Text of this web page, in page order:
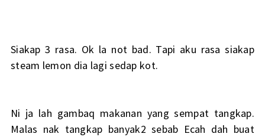
Siakap 3 rasa. Ok la not bad. Tapi aku rasa siakap
steam lemon dia lagi sedap kot.
Ni ja lah gambaq makanan yang sempat tangkap.
Malas nak tangkap banyak2 sebab Ecah dah buat